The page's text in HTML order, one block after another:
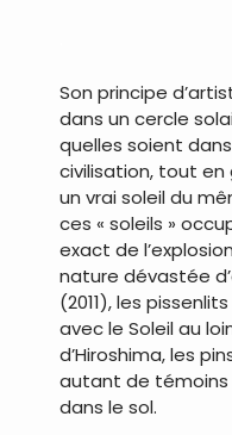
Son principe
dans un cercle
quelles soient
civilisation, tout
un vrai soleil du
ces « soleils »
exact de
nature dévastée
(2011), les
avec le Soleil au
d’Hiroshima, les
autant de témoins
dans le sol.